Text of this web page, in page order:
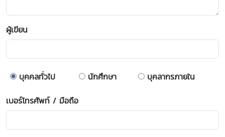
ผู้เขียน
บุคคลทั่วไป นักศึกษา
บุคลากรภายใน
เบอร์โทรศัพท์ / มือถือ